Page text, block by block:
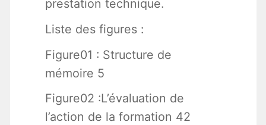
prestation technique.
Liste des figures :
Figure01 : Structure de
mémoire 5
Figure02 :L’évaluation de
l’action de la formation 42